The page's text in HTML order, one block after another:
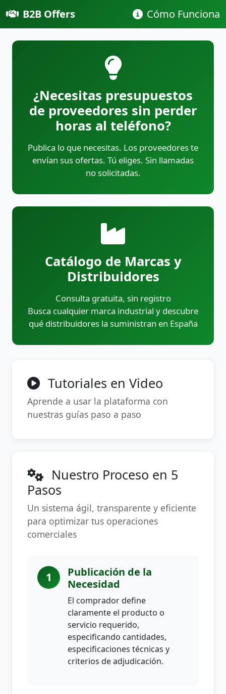
B2B Offers Cómo Funciona
¿Necesitas presupuestos
de proveedores sin perder
horas al teléfono?
Publica lo que necesitas. Los proveedores te
envían sus ofertas. Tú eliges. Sin llamadas
no solicitadas.
Catálogo de Marcas y
Distribuidores
Consulta gratuita, sin registro
Busca cualquier marca industrial y descubre
qué distribuidores la suministran en España
Tutoriales en Video
Aprende a usar la plataforma con
nuestras guías paso a paso
Nuestro Proceso en 5
Pasos
Un sistema ágil, transparente y eficiente
para optimizar tus operaciones
comerciales
1
Publicación de la
Necesidad
El comprador define
claramente el producto o
servicio requerido,
especificando cantidades,
especificaciones técnicas y
criterios de adjudicación.